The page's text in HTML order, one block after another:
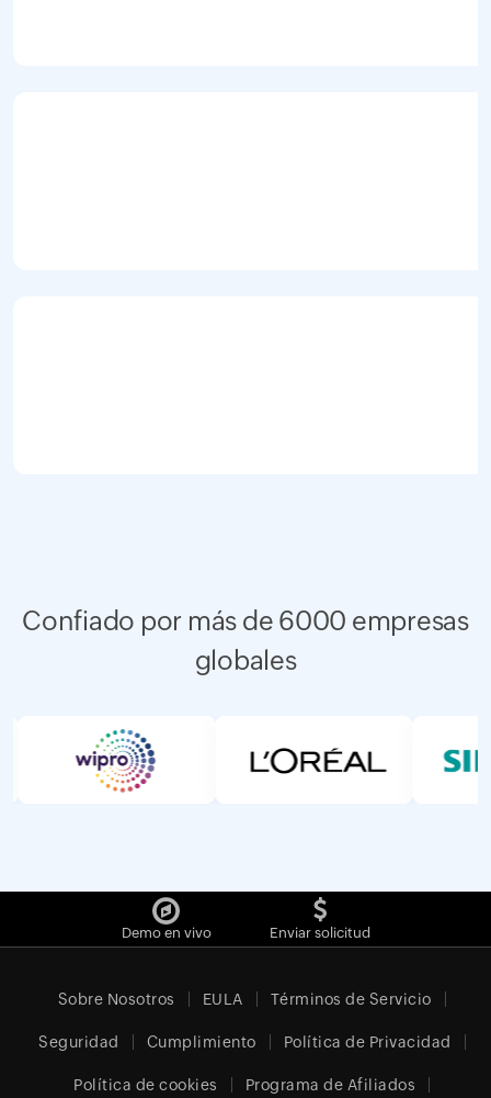
Confiado por más de 6000 empresas
globales
Demo en vivo Enviar solicitud
Sobre Nosotros EULA Términos de Servicio
Seguridad Cumplimiento Política de Privacidad
Política de cookies Programa de Afiliados